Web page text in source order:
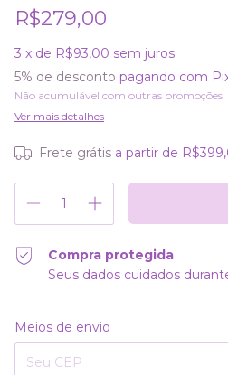
R$279,00
3 x de R$93,00 sem juros
5% de desconto pagando com
Não acumulável com outras promoções
Ver mais detalhes
Frete grátis a partir de
Compra protegida
Seus dados cuidados
Entregas para o CEP:
Meios de envio